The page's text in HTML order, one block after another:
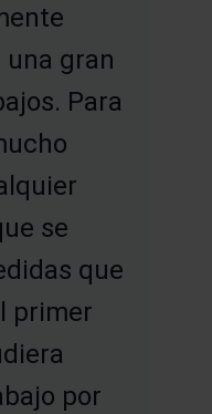
gran
Para
se
que
primer
por